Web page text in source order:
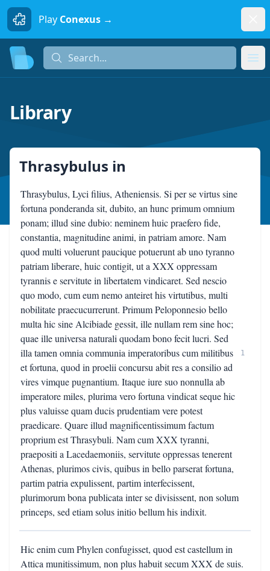
Play Conexus →
Search...
Library
Thrasybulus in
Thrasybulus, Lyci filius, Atheniensis. Si per se virtus sine
fortuna ponderanda sit, dubito, an hunc primum omnium
ponam; illud sine dubio: neminem huic praefero fide,
constantia, magnitudine animi, in patriam amore. Nam
quod multi voluerunt paucique potuerunt ab uno tyranno
patriam liberare, huic contigit, ut a XXX oppressam
tyrannis e servitute in libertatem vindicaret. Sed nescio
quo modo, cum eum nemo anteiret his virtutibus, multi
nobilitate praecucurrerunt. Primum Peloponnesio bello
multa hic sine Alcibiade gessit, ille nullam rem sine hoc;
quae ille universa naturali quodam bono fecit lucri. Sed
illa tamen omnia communia imperatoribus cum militibus
et fortuna, quod in proelii concursu abit res a consilio ad
vires vimque pugnantium. Itaque iure suo nonnulla ab
imperatore miles, plurima vero fortuna vindicat seque hic
plus valuisse quam ducis prudentiam vere potest
praedicare. Quare illud magnificentissimum factum
proprium est Thrasybuli. Nam cum XXX tyranni,
praepositi a Lacedaemoniis, servitute oppressas tenerent
Athenas, plurimos civis, quibus in bello parserat fortuna,
partim patria expulissent, partim interfecissent,
plurimorum bona publicata inter se divisissent, non solum
princeps, sed etiam solus initio bellum his indixit.
1
Hic enim cum Phylen confugisset, quod est castellum in
Attica munitissimum, non plus habuit secum XXX de suis.